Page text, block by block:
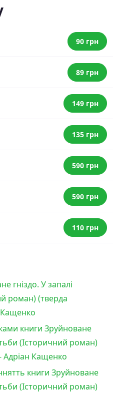
90 грн
89 грн
149 грн
135 грн
590 грн
590 грн
110 грн
гніздо. У запалі
роман) (тверда
Кащенко
книги Зруйноване
(Історичний роман)
Адріан Кащенко
книги Зруйноване
(Історичний роман)